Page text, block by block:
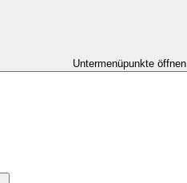
Untermenüpunkte öffnen